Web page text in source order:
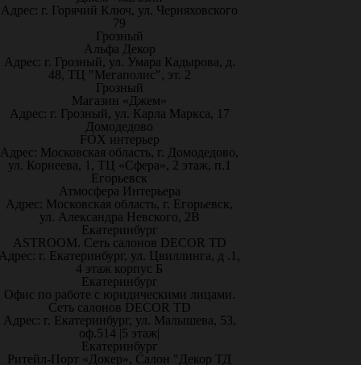
Адрес: г. Горячий Ключ, ул. Черняховского
79
Грозный
Альфа Декор
Адрес: г. Грозный, ул. Умара Кадырова, д.
48, ТЦ "Мегаполис", эт. 2
Грозный
Магазин «Джем»
Адрес: г. Грозный, ул. Карла Маркса, 17
Домодедово
FOX интерьер
Адрес: Московская область, г. Домодедово,
ул. Корнеева, 1, ТЦ «Сфера», 2 этаж, п.1
Егорьевск
Атмосфера Интерьера
Адрес: Московская область, г. Егорьевск,
ул. Александра Невского, 2В
Екатеринбург
ASTROOM. Сеть салонов DECOR TD
г. Екатеринбург, ул. Цвиллинга, д .1,
4 этаж корпус Б
Екатеринбург
Офис по работе с юридическими лицами.
Сеть салонов DECOR TD
Адрес: г. Екатеринбург, ул. Малышева, 53,
оф.514 |5 этаж|
Екатеринбург
Ритейл-Порт «Докер», Салон "Декор ТД